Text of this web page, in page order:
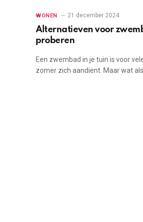
WONEN 21 december 2024
Alternatieven voor
proberen
Een zwembad in je tuin is voor
zomer zich aandient. Maar wat als